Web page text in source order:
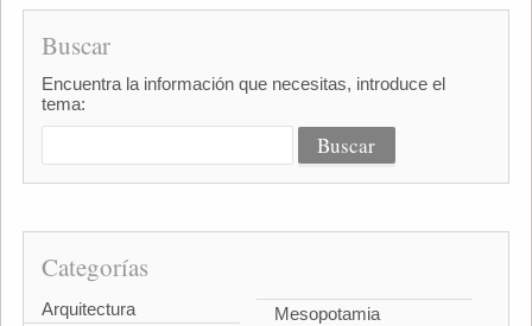
Buscar
Encuentra la información que necesitas, introduce el
tema:
Categorías
Arquitectura
Mesopotamia